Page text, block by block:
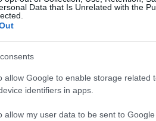
Data that Is Unrelated with the
allow Google to enable storage related
identifiers in apps.
allow my user data to be sent to
szegény legény így is
beugrott a tóba.